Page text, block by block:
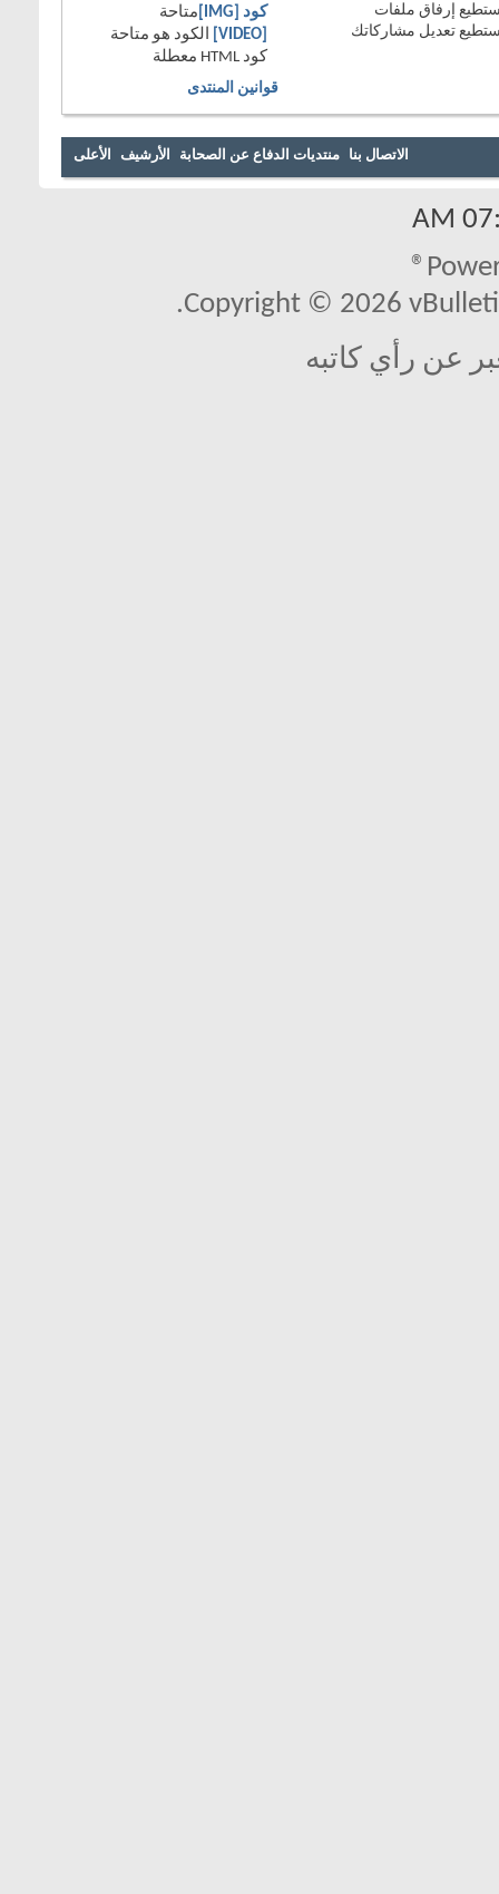
إرفاق ملفات
تعديل مشاركاتك
كود [IMG]
متاحة
الكود هو متاحة
كود HTML
معطلة
قوانين المنتدى
الاتصال بنا منتديات الدفاع عن الصحابة الأرشيف الأعلى
Copyright © 2026
عن رأي كاتبه